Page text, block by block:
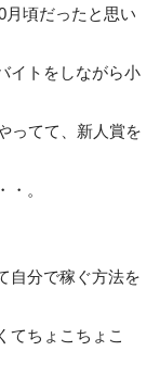
月頃だったと思い
イトをしながら小
ってて、新人賞を
。
自分で稼ぐ方法を
てちょこちょこ